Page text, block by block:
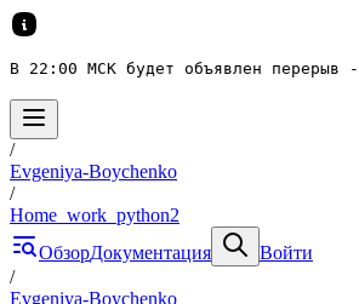
В 22:00 МСК будет объявлен
/
Evgeniya-Boychenko
/
Home_work_python2
ОбзорДокументация
Войти
/
Evgeniya-Boychenko